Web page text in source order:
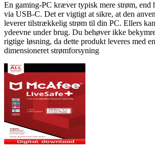
En gaming-PC kræver typisk mere strøm, end
via USB-C. Det er vigtigt at sikre, at den
leverer tilstrækkelig strøm til din PC. Ellers
ydeevne under brug. Du behøver ikke
rigtige løsning, da dette produkt leveres med
dimensioneret strømforsyning